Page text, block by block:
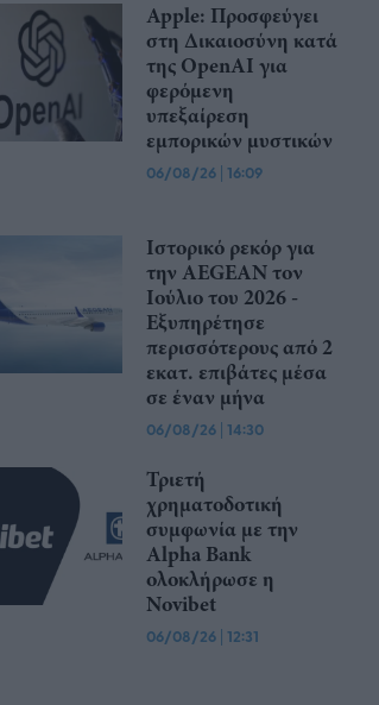
Apple: Προσφεύγει
στη Δικαιοσύνη κατά
της OpenAI για
φερόμενη
υπεξαίρεση
εμπορικών μυστικών
06/08/26 | 16:09
Ιστορικό ρεκόρ για
την AEGEAN τον
Ιούλιο του 2026 -
Εξυπηρέτησε
περισσότερους από 2
εκατ. επιβάτες μέσα
σε έναν μήνα
06/08/26 | 14:30
Τριετή
χρηματοδοτική
συμφωνία με την
Alpha Bank
ολοκλήρωσε η
Novibet
06/08/26 | 12:31